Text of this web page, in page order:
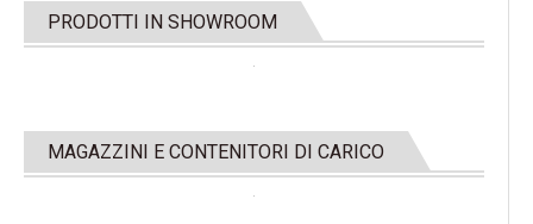
PRODOTTI IN SHOWROOM
MAGAZZINI E CONTENITORI DI CARICO